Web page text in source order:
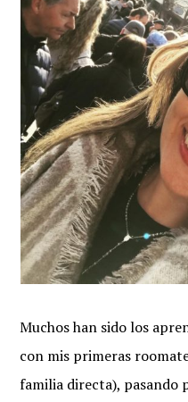
Muchos han sido los
con mis primeras
familia directa), pasando